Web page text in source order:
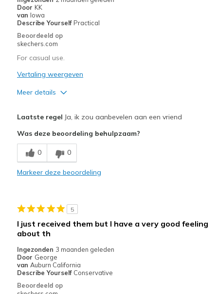
Sizing
View On Shoes
Shoes are for Wearing
Door KK
van Iowa
Describe Yourself Practical
Beoordeeld op
skechers.com
For casual use.
Vertaling weergeven
Meer details
Comfortable
Durable
Sizing
Laatste regel Ja, ik zou aanbevelen aan een vriend
Was deze beoordeling behulpzaam?
0 0
Markeer deze beoordeling
5
I just received them but I have a very good feeling
about th
Ingezonden 3 maanden geleden
Door George
van Auburn California
Describe Yourself Conservative
Beoordeeld op